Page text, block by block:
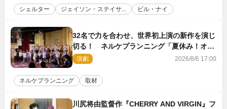
シェルター ジェイソン・ステイサ... ビル・ナイ
32名で力を合わせ、世界初上演の新作を演じ
切る！ ネルケプランニング「夏休み！オ
ン・ワークショップ2026」レポート【最終
日】
演劇 2026/8/6 17:00
ネルケプランニング 取材
川尻将由監督作『CHERRY AND VIRGIN』フ